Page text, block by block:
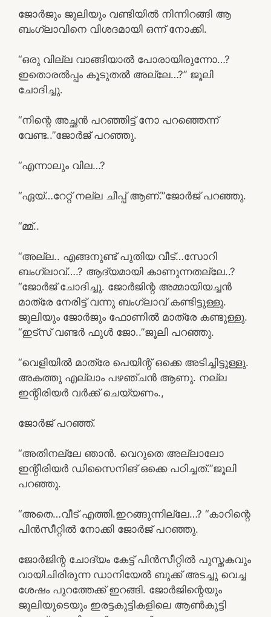
ജോർജും ജൂലിയും വണ്ടിയിൽ നിന്നിറങ്ങി ആ
ബംഗ്ലാവിനെ വിശദമായി ഒന്ന് നോക്കി.
“ഒരു വില്ല വാങ്ങിയാൽ പോരായിരുന്നോ…?
ഇതൊരൽപ്പം കൂടുതൽ അല്ലേ…?” ജൂലി
ചോദിച്ചു.
“നിന്റെ അച്ഛൻ പറഞ്ഞിട്ട് നോ പറഞ്ഞെന്ന്
വേണ്ട..”ജോർജ് പറഞ്ഞു.
“എന്നാലും വില…?
“ഏയ്…റേറ്റ് നല്ല ചീപ്പ്‌ ആണ്.”ജോർജ് പറഞ്ഞു.
“മ്മ്..
“അല്ല.. എങ്ങനുണ്ട് പുതിയ വീട്…സോറി
ബംഗ്ലാവ്….? ആദ്യമായി കാണുന്നതല്ലേ..?
“ജോർജ് ചോദിച്ചു. ജോർജിന്റ അമ്മായിയച്ചൻ
മാത്രേ നേരിട്ട് വന്നു ബംഗ്ലാവ് കണ്ടിട്ടുള്ളു.
ജൂലിയും ജോർജും ഫോണിൽ മാത്രേ കണ്ടുള്ളു.
“ഇട്സ് വണ്ടർ ഫുൾ ജോ..”ജൂലി പറഞ്ഞു.
“വെളിയിൽ മാത്രേ പെയിന്റ് ഒക്കെ അടിച്ചിട്ടുള്ളു.
അകത്തു എല്ലാം പഴഞ്ചൻ ആണു. നല്ല
ഇന്റീരിയർ വർക്ക്‌ ചെയ്യണം.,
ജോർജ് പറഞ്ഞ്.
“അതിനല്ലേ ഞാൻ. വെറുതെ അല്ലാലോ
ഇന്റീരിയർ ഡിസൈനിങ് ഒക്കെ പഠിച്ചത്.”ജൂലി
പറഞ്ഞു.
“അതെ…വീട് എത്തി.ഇറങ്ങുന്നില്ലേ…? “കാറിന്റെ
പിൻസീറ്റിൽ നോക്കി ജോർജ് പറഞ്ഞു.
ജോർജിന്റ ചോദ്യം കേട്ട് പിൻസീറ്റിൽ പുസ്തകവും
വായിചിരിരുന്ന ഡാനിയേൽ ബുക്ക്‌ അടച്ചു വെച്ച
ശേഷം പുറത്തേക്ക് ഇറങ്ങി. ജോർജിന്റെയും
ജൂലിയുടെയും ഇരട്ടകുട്ടികളിലെ ആൺകുട്ടി